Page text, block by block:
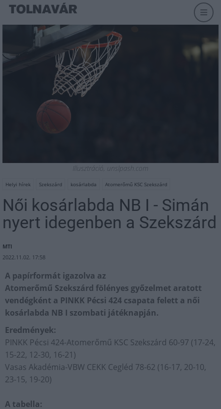
Illusztráció, unslpash.com
Helyi hírek Szekszárd kosárlabda Atomerőmű KSC Szekszárd
Női kosárlabda NB I - Simán
nyert idegenben a Szekszárd
MTI
2022.11.02. 17:58
A papírformát igazolva az
Atomerőmű Szekszárd fölényes győzelmet aratott
vendégként a PINKK Pécsi 424 csapata felett a női
kosárlabda NB I szombati játéknapján.
Eredmények:
PINKK Pécsi 424-Atomerőmű KSC Szekszárd 60-97 (17-24,
15-22, 12-30, 16-21)
Vasas Akadémia-VBW CEKK Cegléd 78-62 (16-17, 20-10,
23-15, 19-20)
A tabella: